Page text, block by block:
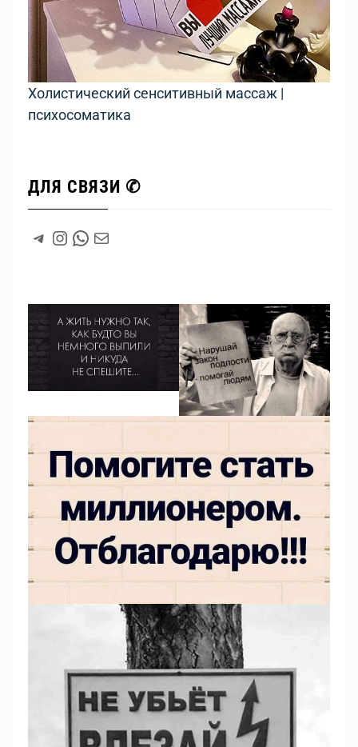
Холистический сенситивный массаж |
психосоматика
ДЛЯ СВЯЗИ ✆
# Instagram
WhatsApp
#